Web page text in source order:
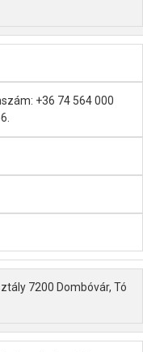
+36 74 564 000
7200 Dombóvár, Tó